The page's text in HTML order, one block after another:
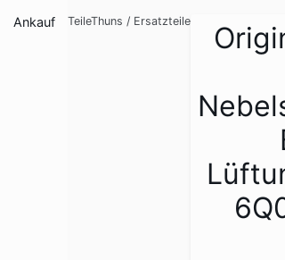
Ankauf TeileThuns / Ersatzteile